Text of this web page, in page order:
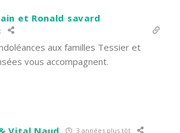
et Ronald savard
aux familles Tessier et
vous accompagnent.
Vital Naud 3 années plus tôt